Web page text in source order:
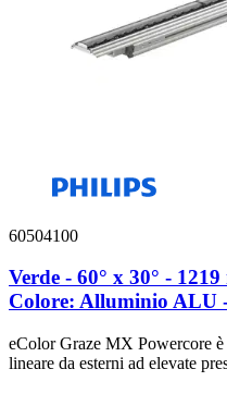
60504100
Verde - 60° x 30° -
Colore: Alluminio ALU
eColor Graze MX Powercore
lineare da esterni ad elevate